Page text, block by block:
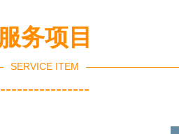
服务项目
SERVICE ITEM
----------------